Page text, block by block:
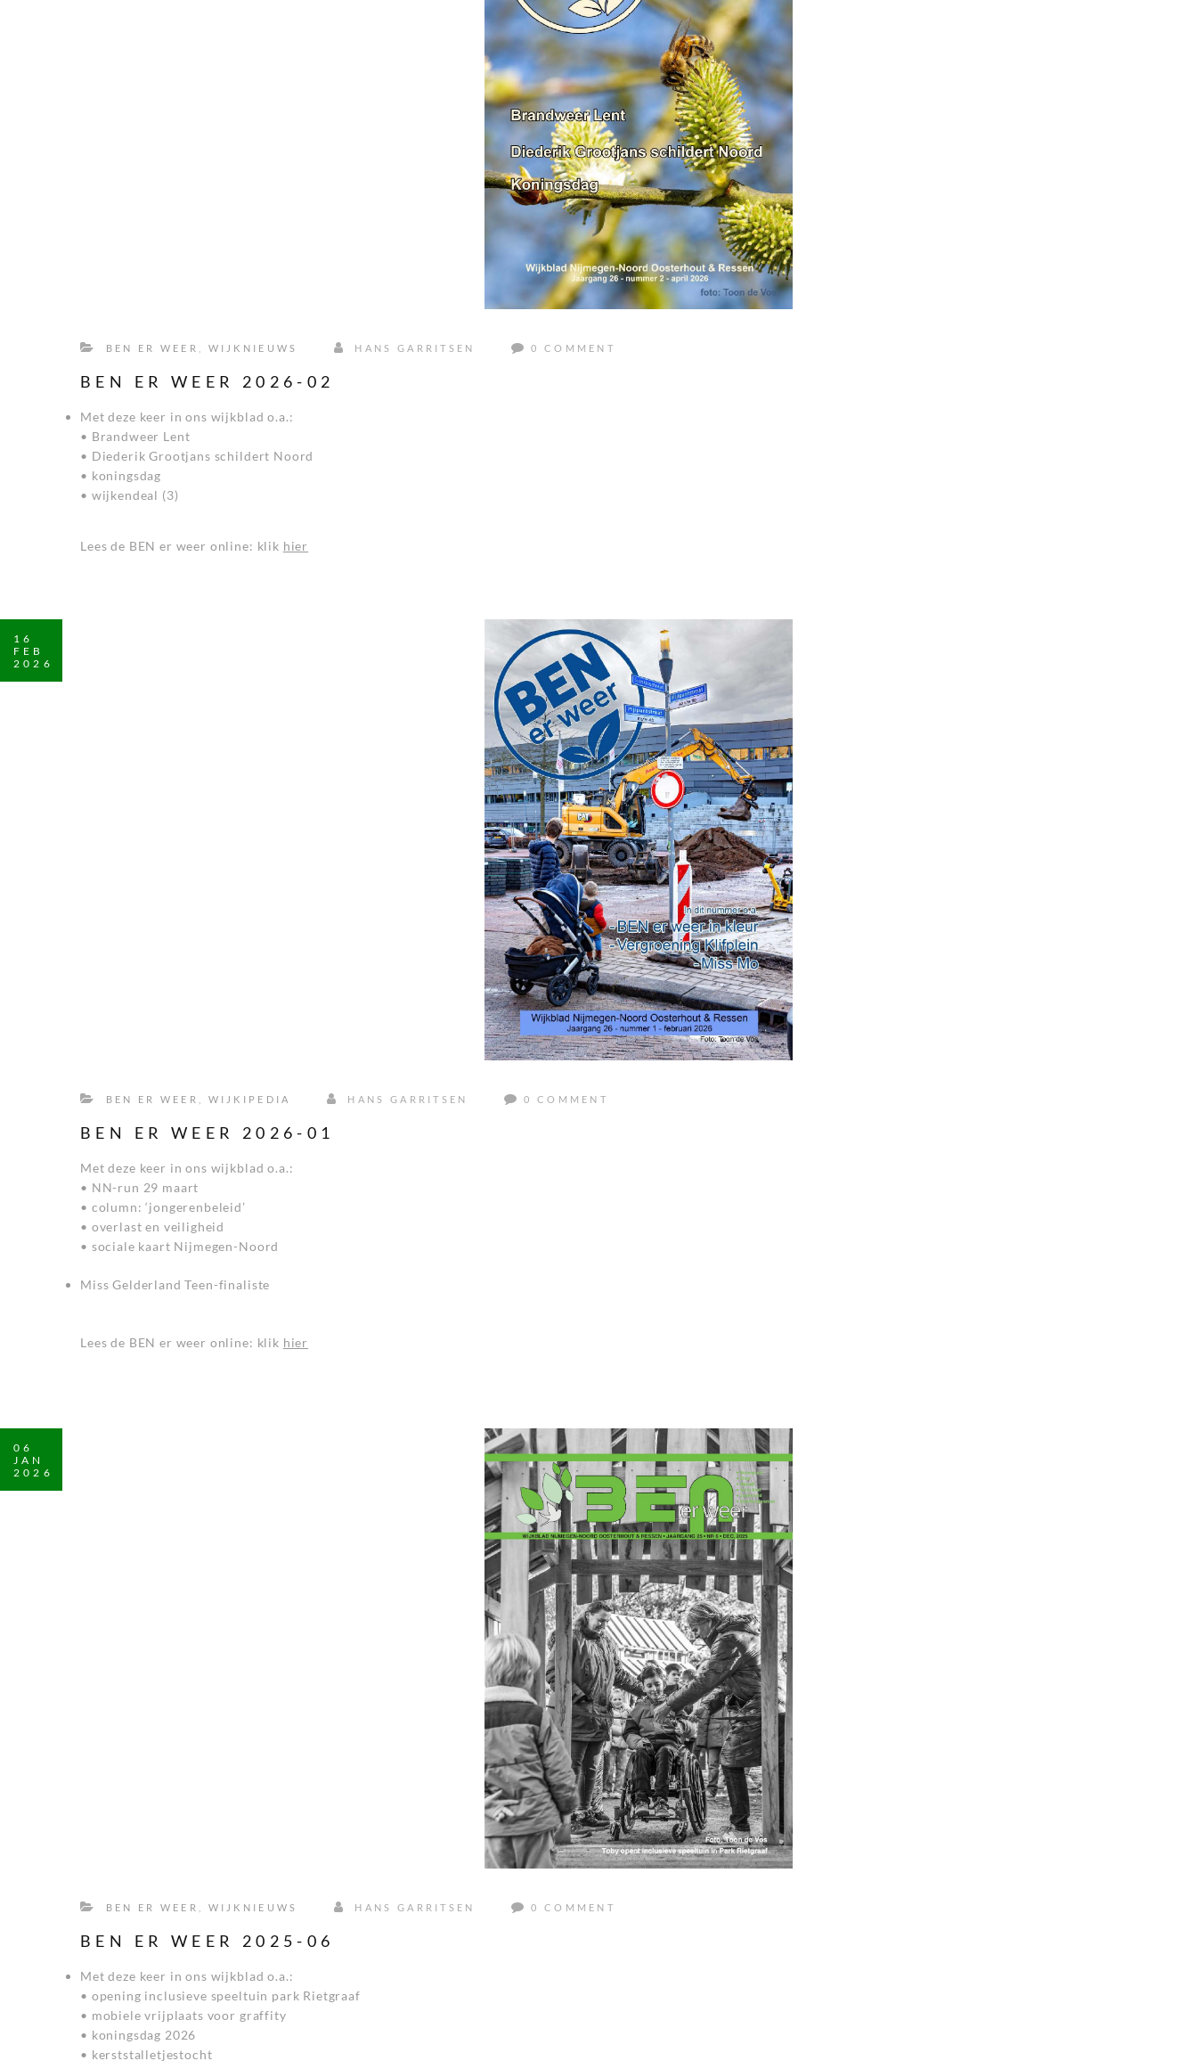
BEN ER WEER WIJKNIEUWS HANS GARRITSEN 0 COMMENT
BEN ER WEER 2026-02
Met deze keer in ons wijkblad o.a.:
• Brandweer Lent
• Diederik Grootjans schildert Noord
• koningsdag
• wijkendeal (3)
Lees de BEN er weer online: klik hier
16
FEB
2026
BEN ER WEER WIJKIPEDIA HANS GARRITSEN 0 COMMENT
BEN ER WEER 2026-01
Met deze keer in ons wijkblad o.a.:
• NN-run 29 maart
• column: ‘jongerenbeleid’
• overlast en veiligheid
• sociale kaart Nijmegen-Noord
Miss Gelderland Teen-finaliste
Lees de BEN er weer online: klik hier
06
JAN
2026
BEN ER WEER WIJKNIEUWS HANS GARRITSEN 0 COMMENT
BEN ER WEER 2025-06
Met deze keer in ons wijkblad o.a.:
• opening inclusieve speeltuin park Rietgraaf
• mobiele vrijplaats voor graffity
• koningsdag 2026
• kerststalletjestocht